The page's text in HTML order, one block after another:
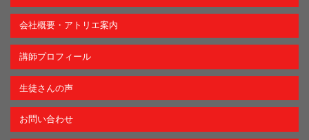
会社概要・アトリエ案内
講師プロフィール
生徒さんの声
お問い合わせ